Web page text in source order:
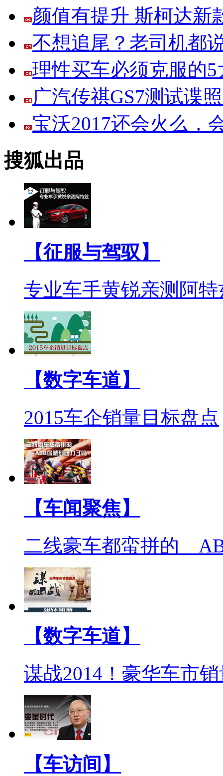
颜值有提升 斯柯达新
不想追尾？老司机都
理性买车必须克服的5
广汽传祺GS7测试谍
宝沃2017还会火么，
搜狐出品
【征服与驾驭】
专业车手黄锐亲测阿特
【数字车道】
2015车企销量目标盘点
【车闻聚焦】
二线豪车都蛮拼的
【数字车道】
谋战2014！豪华车市
【车访间】